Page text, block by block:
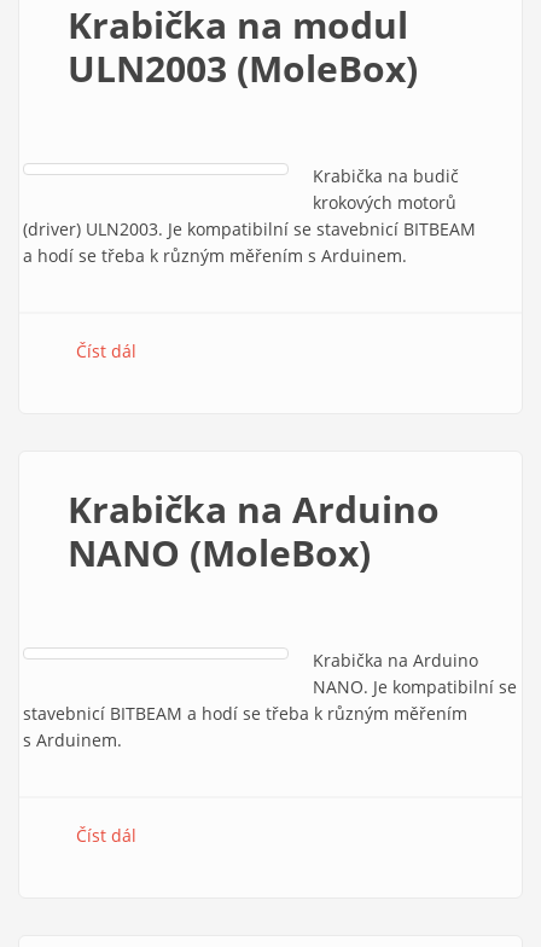
Krabička na modul
ULN2003 (MoleBox)
Krabička na budič
krokových motorů
(driver) ULN2003. Je kompatibilní se stavebnicí BITBEAM
a hodí se třeba k různým měřením s Arduinem.
Číst dál
Krabička na Arduino
NANO (MoleBox)
Krabička na Arduino
NANO. Je kompatibilní se
stavebnicí BITBEAM a hodí se třeba k různým měřením
s Arduinem.
Číst dál